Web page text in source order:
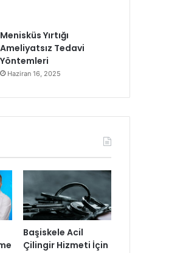
Menisküs Yırtığı
Ameliyatsız Tedavi
Yöntemleri
Haziran 16, 2025
Başiskele Acil
Çilingir Hizmeti İçin